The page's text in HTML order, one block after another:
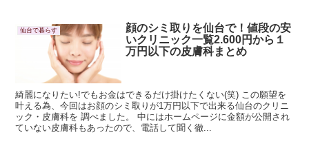
仙台で暮らす
顔のシミ取りを仙台で！値段の安
いクリニック一覧2.600円から１
万円以下の皮膚科まとめ
綺麗になりたい!でもお金はできるだけ掛けたくない(笑) この願望を
叶える為、今回はお顔のシミ取りが1万円以下で出来る仙台のクリニ
ック・皮膚科を 調べました。 中にはホームページに金額が公開され
ていない皮膚科もあったので、電話して聞く徹...